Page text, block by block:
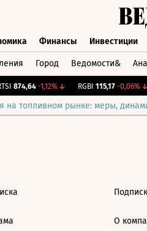
Финансы Инвестиции
Город Ведомости&
874,64 -1,12%↓ RGBI 115,17 -0,06%↓
на топливном рынке: меры,
О